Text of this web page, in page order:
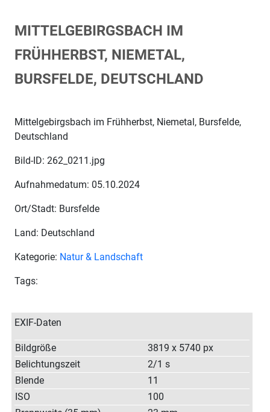
MITTELGEBIRGSBACH IM
FRÜHHERBST, NIEMETAL,
BURSFELDE, DEUTSCHLAND
Mittelgebirgsbach im Frühherbst, Niemetal, Bursfelde,
Deutschland
Bild-ID: 262_0211.jpg
Aufnahmedatum: 05.10.2024
Ort/Stadt: Bursfelde
Land: Deutschland
Kategorie: Natur & Landschaft
Tags:
EXIF-Daten
Bildgröße
3819 x 5740 px
Belichtungszeit
2/1 s
Blende
11
ISO
100